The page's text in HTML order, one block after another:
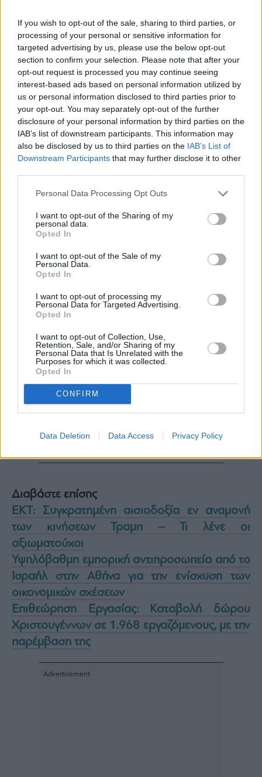
If you wish to opt-out of the sale, sharing to third parties, or
processing of your personal or sensitive information for
targeted advertising by us, please use the below opt-out
section to confirm your selection. Please note that after your
opt-out request is processed you may continue seeing
interest-based ads based on personal information utilized by
us or personal information disclosed to third parties prior to
your opt-out. You may separately opt-out of the further
disclosure of your personal information by third parties on the
IAB’s list of downstream participants. This information may
also be disclosed by us to third parties on the IAB’s List of
Downstream Participants that may further disclose it to other
Personal Data Processing Opt Outs
I want to opt-out of the Sharing of my
personal data.
Opted In
I want to opt-out of the Sale of my
Personal Data.
Opted In
I want to opt-out of processing my
Personal Data for Targeted Advertising.
Opted In
I want to opt-out of Collection, Use,
Retention, Sale, and/or Sharing of my
Personal Data that Is Unrelated with the
Purposes for which it was collected.
Opted In
CONFIRM
Data Deletion Data Access Privacy Policy
δημοσιονομικής χαλάρωσης.
Ειδικά σε μια περίοδο όπως είναι η τρέχουσα
με εντεινόμενη αβεβαιότητα σε οικονομικό και
γεωπολιτικό επίπεδο διεθνώς.
Διαβάστε επίσης
ΕΚΤ: Συγκρατημένη αισιοδοξία εν αναμονή
των κινήσεων Τραμπ – Τι λένε οι
αξιωματούχοι
Υψηλόβαθμη εμπορική αντιπροσωπεία από το
Ισραήλ στην Αθήνα για την ενίσχυση των
οικονομικών σχέσεων
Επιθεώρηση Εργασίας: Καταβολή δώρου
Χριστουγέννων σε 1.968 εργαζόμενους, με την
παρέμβαση της